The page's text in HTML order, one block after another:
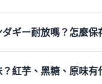
ギー耐放嗎？怎麼保
紅芋、黑糖、原味有